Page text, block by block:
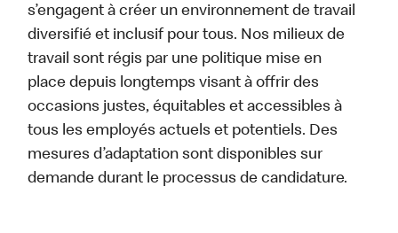
s’engagent à créer un environnement de travail
diversifié et inclusif pour tous. Nos milieux de
travail sont régis par une politique mise en
place depuis longtemps visant à offrir des
occasions justes, équitables et accessibles à
tous les employés actuels et potentiels. Des
mesures d’adaptation sont disponibles sur
demande durant le processus de candidature.